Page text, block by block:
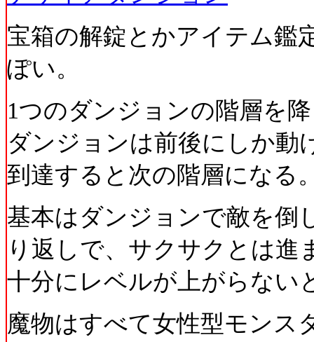
宝箱の解錠とかアイテム鑑
ぽい。
1つのダンジョンの階層を
ダンジョンは前後にしか動
到達すると次の階層になる
基本はダンジョンで敵を倒
り返しで、サクサクとは進
十分にレベルが上がらない
魔物はすべて女性型モンス